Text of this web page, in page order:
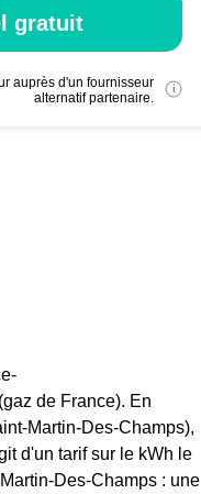
gratuit
auprès d'un fournisseur
alternatif partenaire.
de France). En
Martin-Des-Champs),
d'un tarif sur le kWh le
Des-Champs : une